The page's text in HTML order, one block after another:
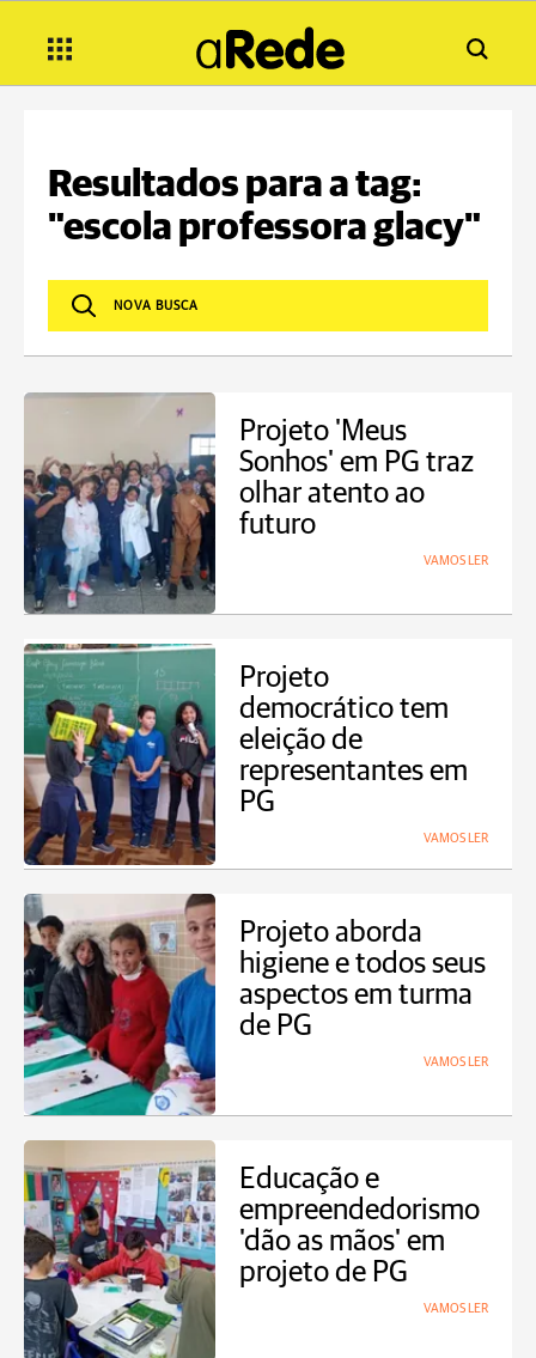
Resultados para a tag:
"escola professora glacy"
Projeto 'Meus
Sonhos' em PG traz
olhar atento ao
futuro
VAMOS LER
Projeto
democrático tem
eleição de
representantes em
PG
VAMOS LER
Projeto aborda
higiene e todos seus
aspectos em turma
de PG
VAMOS LER
Educação e
empreendedorismo
'dão as mãos' em
projeto de PG
VAMOS LER